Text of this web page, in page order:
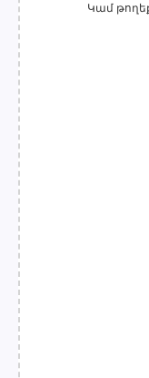
Կամ